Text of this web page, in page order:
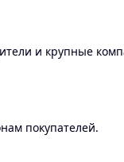
и крупные
покупателей.